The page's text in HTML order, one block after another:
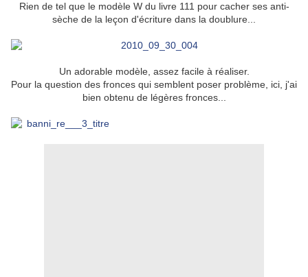
Rien de tel que le modèle W du livre 111 pour cacher ses anti-
sèche de la leçon d'écriture dans la doublure...
Un adorable modèle, assez facile à réaliser.
Pour la question des fronces qui semblent poser problème, ici, j'ai
bien obtenu de légères fronces...